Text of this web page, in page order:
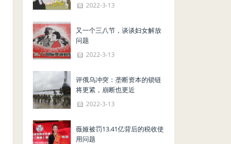
2022-3-13
又一个三八节，谈谈妇女解放
问题
2022-3-13
评俄乌冲突：垄断资本的锁链
将更紧，崩断也更近
2022-3-13
薇娅被罚13.41亿背后的税收使
用问题